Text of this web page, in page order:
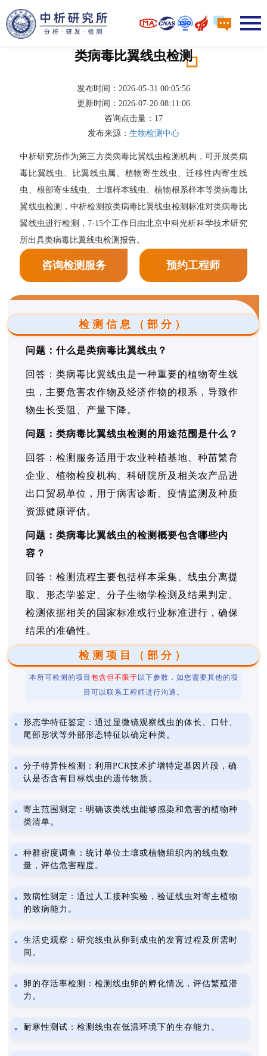
类病毒比翼线虫检测
发布时间：2026-05-31 00:05:56
更新时间：2026-07-20 08:11:06
咨询点击量： 17
发布来源： 生物检测中心
中析研究所作为第三方类病毒比翼线虫检测机构，可开展类病
毒比翼线虫、比翼线虫属、植物寄生线虫、迁移性内寄生线
虫、根部寄生线虫、土壤样本线虫、植物根系样本等类病毒比
翼线虫检测，中析检测按类病毒比翼线虫检测标准对类病毒比
翼线虫进行检测，7-15个工作日由北京中科光析科学技术研究
所出具类病毒比翼线虫检测报告。
咨询检测服务 预约工程师
检测信息（部分）
问题：什么是类病毒比翼线虫？
回答：类病毒比翼线虫是一种重要的植物寄生线
虫，主要危害农作物及经济作物的根系，导致作
物生长受阻、产量下降。
问题：类病毒比翼线虫检测的用途范围是什么？
回答：检测服务适用于农业种植基地、种苗繁育
企业、植物检疫机构、科研院所及相关农产品进
出口贸易单位，用于病害诊断、疫情监测及种质
资源健康评估。
问题：类病毒比翼线虫的检测概要包含哪些内
容？
回答：检测流程主要包括样本采集、线虫分离提
取、形态学鉴定、分子生物学检测及结果判定。
检测依据相关的国家标准或行业标准进行，确保
结果的准确性。
检测项目（部分）
本所可检测的项目 包含但不限于 以下参数，如您需要其他的项
目可以联系工程师进行沟通。
形态学特征鉴定：通过显微镜观察线虫的体长、口针、
尾部形状等外部形态特征以确定种类。
分子特异性检测：利用PCR技术扩增特定基因片段，确
认是否含有目标线虫的遗传物质。
寄主范围测定：明确该类线虫能够感染和危害的植物种
类清单。
种群密度调查：统计单位土壤或植物组织内的线虫数
量，评估危害程度。
致病性测定：通过人工接种实验，验证线虫对寄主植物
的致病能力。
生活史观察：研究线虫从卵到成虫的发育过程及所需时
间。
卵的存活率检测：检测线虫卵的孵化情况，评估繁殖潜
力。
耐寒性测试：检测线虫在低温环境下的生存能力。